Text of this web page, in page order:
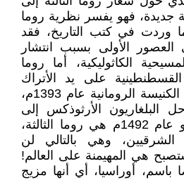
جديدة، فهو يفسر نظرية روما
كما وردت في كتب التاريخ، فقد
العصور الأولى بسبب انتشار
الكاثوليكية، أما روما
على يد الأتراك
المسلمين، عندما دمرت الكنيسة الرومانية عام 1393م،
البلغاريون الأرثوذكس إلى
روسيا، وأصبحت موسكو عام 1492م هي روما الثالثة،
الشرقيين، وهي بالتالي لن
هي المهيمنة على العالم!
أوراسيا، أي أنها مزيج